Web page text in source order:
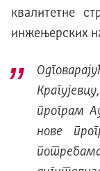
квaлитeтнe
инжењерских
програм
нове